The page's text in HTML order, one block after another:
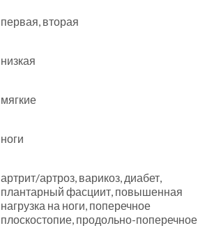
первая, вторая
низкая
мягкие
ноги
артрит/артроз, варикоз, диабет,
плантарный фасциит, повышенная
нагрузка на ноги, поперечное
плоскостопие, продольно-поперечное